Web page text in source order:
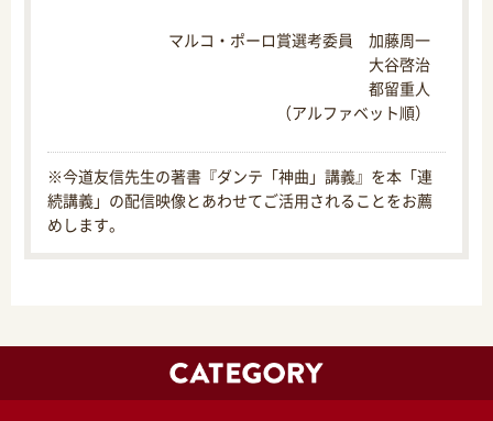
マルコ・ポーロ賞選考委員 加藤周一
大谷啓治
都留重人
（アルファベット順）
※今道友信先生の著書『ダンテ「神曲」講義』を本「連
続講義」の配信映像とあわせてご活用されることをお薦
めします。